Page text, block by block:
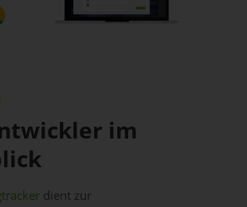
im
dient zur